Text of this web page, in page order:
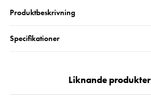
Produktbeskrivning
Specifikationer
Liknande produkter